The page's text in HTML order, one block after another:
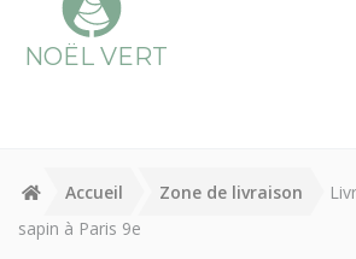
NOËL VERT
Accueil Zone de livraison
sapin à Paris 9e